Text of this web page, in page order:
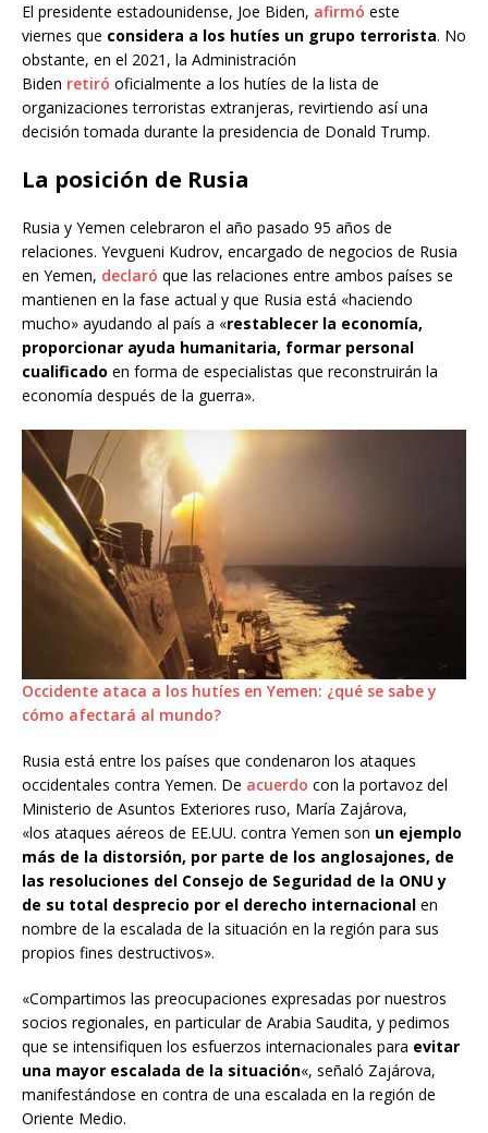
El presidente estadounidense, Joe Biden, afirmó este
viernes que considera a los hutíes un grupo terrorista. No
obstante, en el 2021, la Administración
Biden retiró oficialmente a los hutíes de la lista de
organizaciones terroristas extranjeras, revirtiendo así una
decisión tomada durante la presidencia de Donald Trump.
La posición de Rusia
Rusia y Yemen celebraron el año pasado 95 años de
relaciones. Yevgueni Kudrov, encargado de negocios de Rusia
en Yemen, declaró que las relaciones entre ambos países se
mantienen en la fase actual y que Rusia está «haciendo
mucho» ayudando al país a «restablecer la economía,
proporcionar ayuda humanitaria, formar personal
cualificado en forma de especialistas que reconstruirán la
economía después de la guerra».
Occidente ataca a los hutíes en Yemen: ¿qué se sabe y
cómo afectará al mundo?
Rusia está entre los países que condenaron los ataques
occidentales contra Yemen. De acuerdo con la portavoz del
Ministerio de Asuntos Exteriores ruso, María Zajárova,
«los ataques aéreos de EE.UU. contra Yemen son un ejemplo
más de la distorsión, por parte de los anglosajones, de
las resoluciones del Consejo de Seguridad de la ONU y
de su total desprecio por el derecho internacional en
nombre de la escalada de la situación en la región para sus
propios fines destructivos».
«Compartimos las preocupaciones expresadas por nuestros
socios regionales, en particular de Arabia Saudita, y pedimos
que se intensifiquen los esfuerzos internacionales para evitar
una mayor escalada de la situación«, señaló Zajárova,
manifestándose en contra de una escalada en la región de
Oriente Medio.